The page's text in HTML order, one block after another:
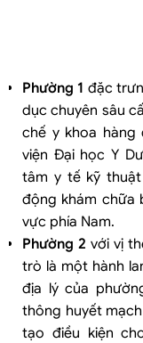
Phường 1 đặc
dục chuyên sâu
chế y khoa hàng
viện Đại học Y
tâm y tế kỹ
động khám chữa
vực phía Nam.
Phường 2với vị
trò là một hành
địa lý của
thông huyết
tạo điều kiện